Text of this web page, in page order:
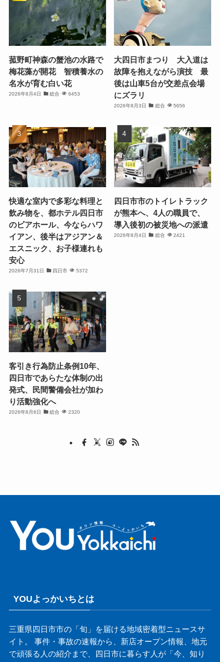
菰野町神森の蟹池の水路で
梅花藻が開花 智積養水の
名水が育む白い花
2026年8月4日 総合 6453
大四日市まつり 大入道は
故障を抱えながら演技 最
後は山車5台が交差点会場
にズラリ
2026年8月3日 総合 5656
快適な室内で多彩な料理と
飲み物を、都ホテル四日市
のビアホール、今ならハワ
イアン、後半はアジアン＆
エスニック、お子様連れも
安心
2026年7月31日 四日市 5372
四日市市のトイレトラック
が熊本へ、4人の職員で、
導入後初の被災地への派遣
2026年8月4日 総合 2421
客引き行為防止条例10年、
四日市であらたな体制の出
発式、民間警備会社が加わ
り活動強化へ
2026年8月6日 総合 2320
YOUよっかいちとは
三重県四日市市の「旬」を届ける地域密着型ニュースサ
イト。 事件・事故の速報から、新店オープン情報、地元
で頑張る人の紹介まで、四日市に暮らす人が「今、知り